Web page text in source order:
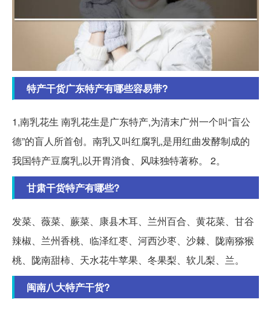
特产干货广东特产有哪些容易带?
1,南乳花生 南乳花生是广东特产,为清末广州一个叫“盲公
德”的盲人所首创。南乳又叫红腐乳,是用红曲发酵制成的
我国特产豆腐乳,以开胃消食、风味独特著称。 2。
甘肃干货特产有哪些?
发菜、薇菜、蕨菜、康县木耳、兰州百合、黄花菜、甘谷
辣椒、兰州香桃、临泽红枣、河西沙枣、沙棘、陇南猕猴
桃、陇南甜柿、天水花牛苹果、冬果梨、软儿梨、兰。
闽南八大特产干货?